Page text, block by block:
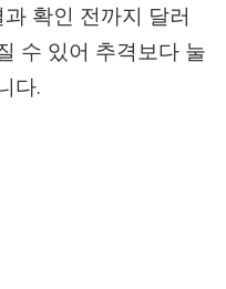
확인 전까지 달러
수 있어 추격보다 눌
다.